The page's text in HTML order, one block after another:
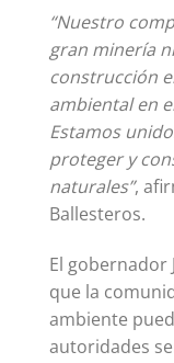
“Nuestro
gran minería
construcción
ambiental en
Estamos
proteger y
naturales”,
Ballesteros.
El gobernador
que la
ambiente
autoridades